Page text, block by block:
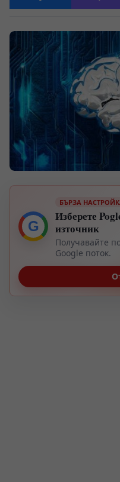
G
БЪРЗА
Изберете
източник
Получавайте
Google поток.